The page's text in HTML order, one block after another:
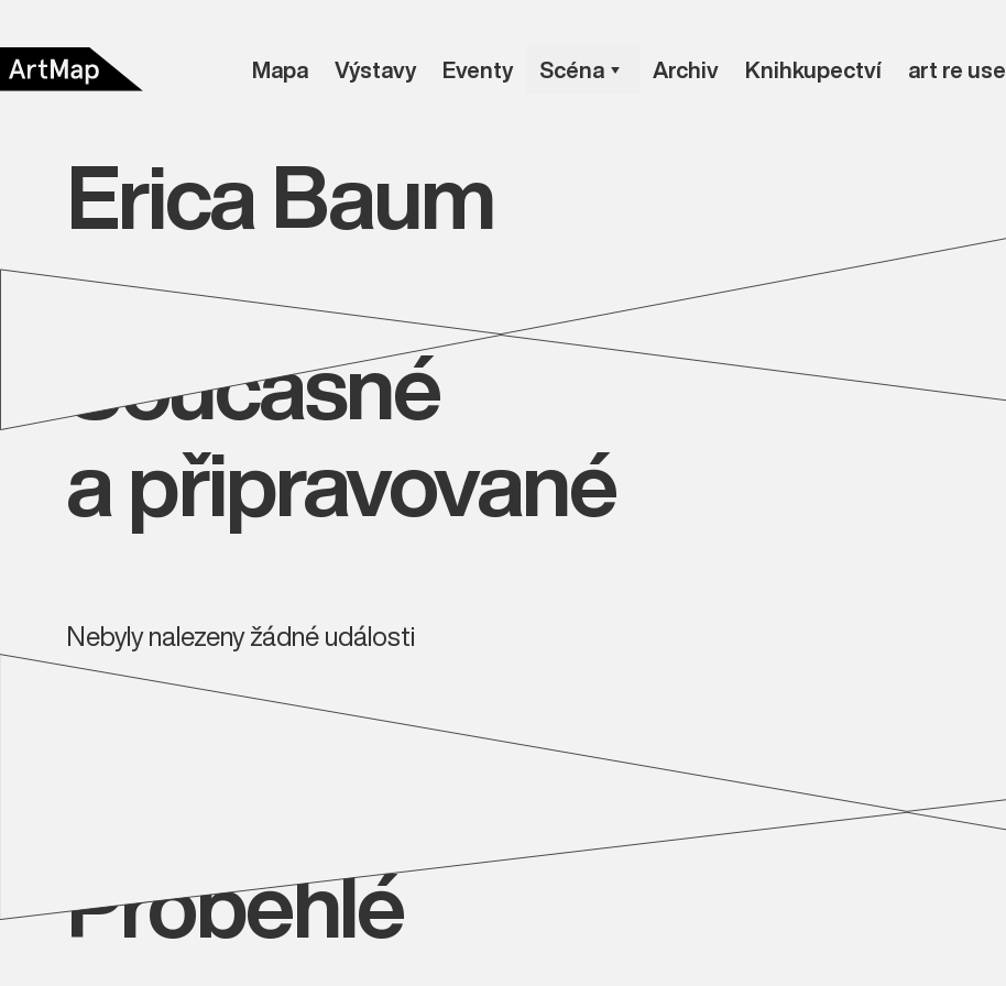
Mapa Výstavy Eventy Scéna Archiv Knihkupectví art re use
Erica Baum
Současné
a připravované
Nebyly nalezeny žádné události
Proběhlé